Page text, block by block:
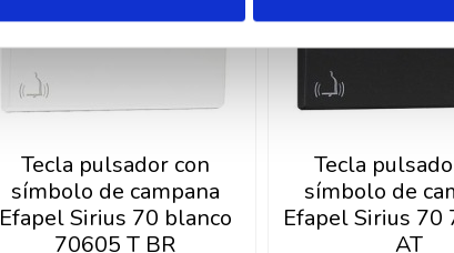
Tecla pulsador con
símbolo de campana
Efapel Sirius 70 blanco
70605 T BR
Tecla
símbolo de
Efapel Sirius 70
AT